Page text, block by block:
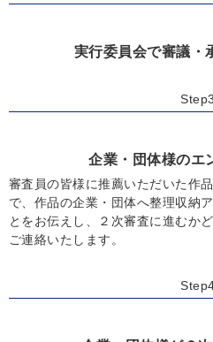
実行委員会で審議・
Step3
企業・団体様のエ
審査員の皆様に推薦いただいた作
で、作品の企業・団体へ整理収納
とをお伝えし、２次審査に進むか
ご連絡いたします。